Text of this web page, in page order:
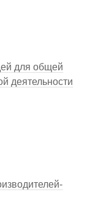
для общей
деятельности